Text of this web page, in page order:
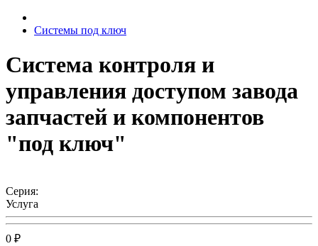
Системы под ключ
Система контроля и
управления доступом завода
запчастей и компонентов
"под ключ"
Серия:
Услуга
0 ₽